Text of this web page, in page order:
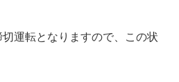
運転となりますので、この状